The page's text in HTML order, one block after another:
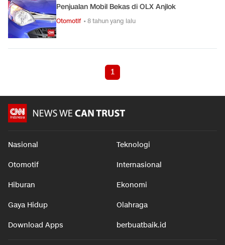
Penjualan Mobil Bekas di OLX Anjlok
Otomotif • 8 tahun yang lalu
1
Nasional Teknologi
Otomotif Internasional
Hiburan Ekonomi
Gaya Hidup Olahraga
Download Apps berbuatbaik.id